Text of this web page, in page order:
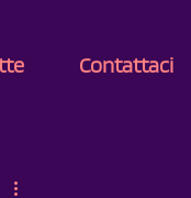
Contattaci